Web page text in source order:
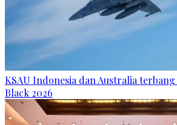
KSAU Indonesia dan Australia
Black 2026